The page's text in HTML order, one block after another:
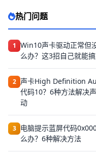
热门问题
1 Win10声卡驱动正常但
么办？这3招自己就能
2 声卡High Definition
代码10？6种方法解决
动
3 电脑提示蓝屏代码
么办？6种解决方法